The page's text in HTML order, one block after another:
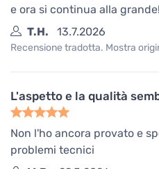
e ora si continua alla grande!
T.H.
13.7.2026
Recensione tradotta. Mostra
L'aspetto e la qualità
Non l'ho ancora provato e
problemi tecnici